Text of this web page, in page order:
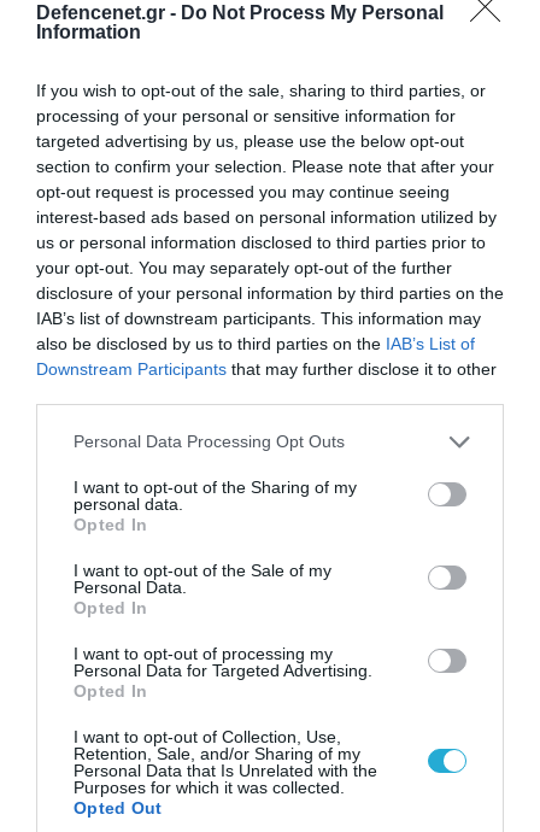
Defencenet.gr - Do Not Process My Personal
Information
If you wish to opt-out of the sale, sharing to third parties, or
processing of your personal or sensitive information for
targeted advertising by us, please use the below opt-out
section to confirm your selection. Please note that after your
opt-out request is processed you may continue seeing
interest-based ads based on personal information utilized by
us or personal information disclosed to third parties prior to
your opt-out. You may separately opt-out of the further
disclosure of your personal information by third parties on the
IAB’s list of downstream participants. This information may
also be disclosed by us to third parties on the IAB’s List of
Downstream Participants that may further disclose it to other
Please note that this website/app uses one or more Google
not limited to your visit or usage behaviour. You may click to
grant or deny consent to Google and its third-party tags to
use your data for below specified purposes in below Google
consent section.
Personal Data Processing Opt Outs
I want to opt-out of the Sharing of my
personal data.
Opted In
I want to opt-out of the Sale of my
Personal Data.
Opted In
I want to opt-out of processing my
Personal Data for Targeted Advertising.
Opted In
I want to opt-out of Collection, Use,
Retention, Sale, and/or Sharing of my
Personal Data that Is Unrelated with the
Purposes for which it was collected.
Opted Out
08.08.2026 | 09:02
«Η απόλυτη τραγωδία»: Η «αιχμηρή» ανάρτηση
07.08.2026 | 20:02